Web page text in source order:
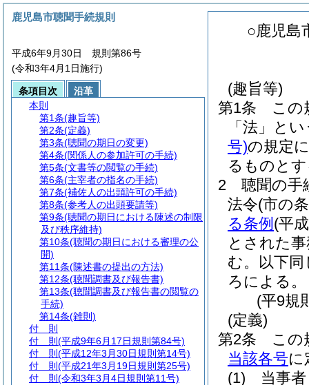
○鹿児島
(趣旨等)
第1条
この
「法」と
号)の規定
るものと
2
聴聞の手
法令(市の
る条例 (平
とされた
む。以下同
ろによる。
(平9規
(定義)
第2条
この
当該各号に
(1)
当事
鹿児島市聴聞手続規則
平成6年9月30日 規則第86号
(令和3年4月1日施行)
条項目次
沿革
本則
第1条(趣旨等)
第2条(定義)
第3条(聴聞の期日の変更)
第4条(関係人の参加許可の手続)
第5条(文書等の閲覧の手続)
第6条(主宰者の指名の手続)
第7条(補佐人の出頭許可の手続)
第8条(参考人の出頭要請等)
第9条(聴聞の期日における陳述の制限
及び秩序維持)
第10条(聴聞の期日における審理の公
開)
第11条(陳述書の提出の方法)
第12条(聴聞調書及び報告書)
第13条(聴聞調書及び報告書の閲覧の
手続)
第14条(雑則)
付 則
付 則 (平成9年6月17日規則第84号)
付 則 (平成12年3月30日規則第14号)
付 則 (平成21年3月19日規則第25号)
付 則 (令和3年3月4日規則第11号)